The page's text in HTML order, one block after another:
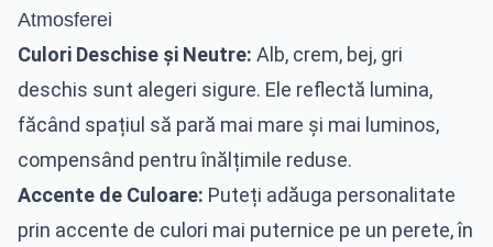
Atmosferei
Culori Deschise și Neutre: Alb, crem, bej, gri
deschis sunt alegeri sigure. Ele reflectă lumina,
făcând spațiul să pară mai mare și mai luminos,
compensând pentru înălțimile reduse.
Accente de Culoare: Puteți adăuga personalitate
prin accente de culori mai puternice pe un perete, în